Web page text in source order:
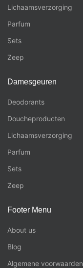
Lichaamsverzorging
Parfum
Sets
Zeep
Damesgeuren
Deodorants
Doucheproducten
Lichaamsverzorging
Parfum
Sets
Zeep
Footer Menu
About us
Blog
Algemene voorwaarden